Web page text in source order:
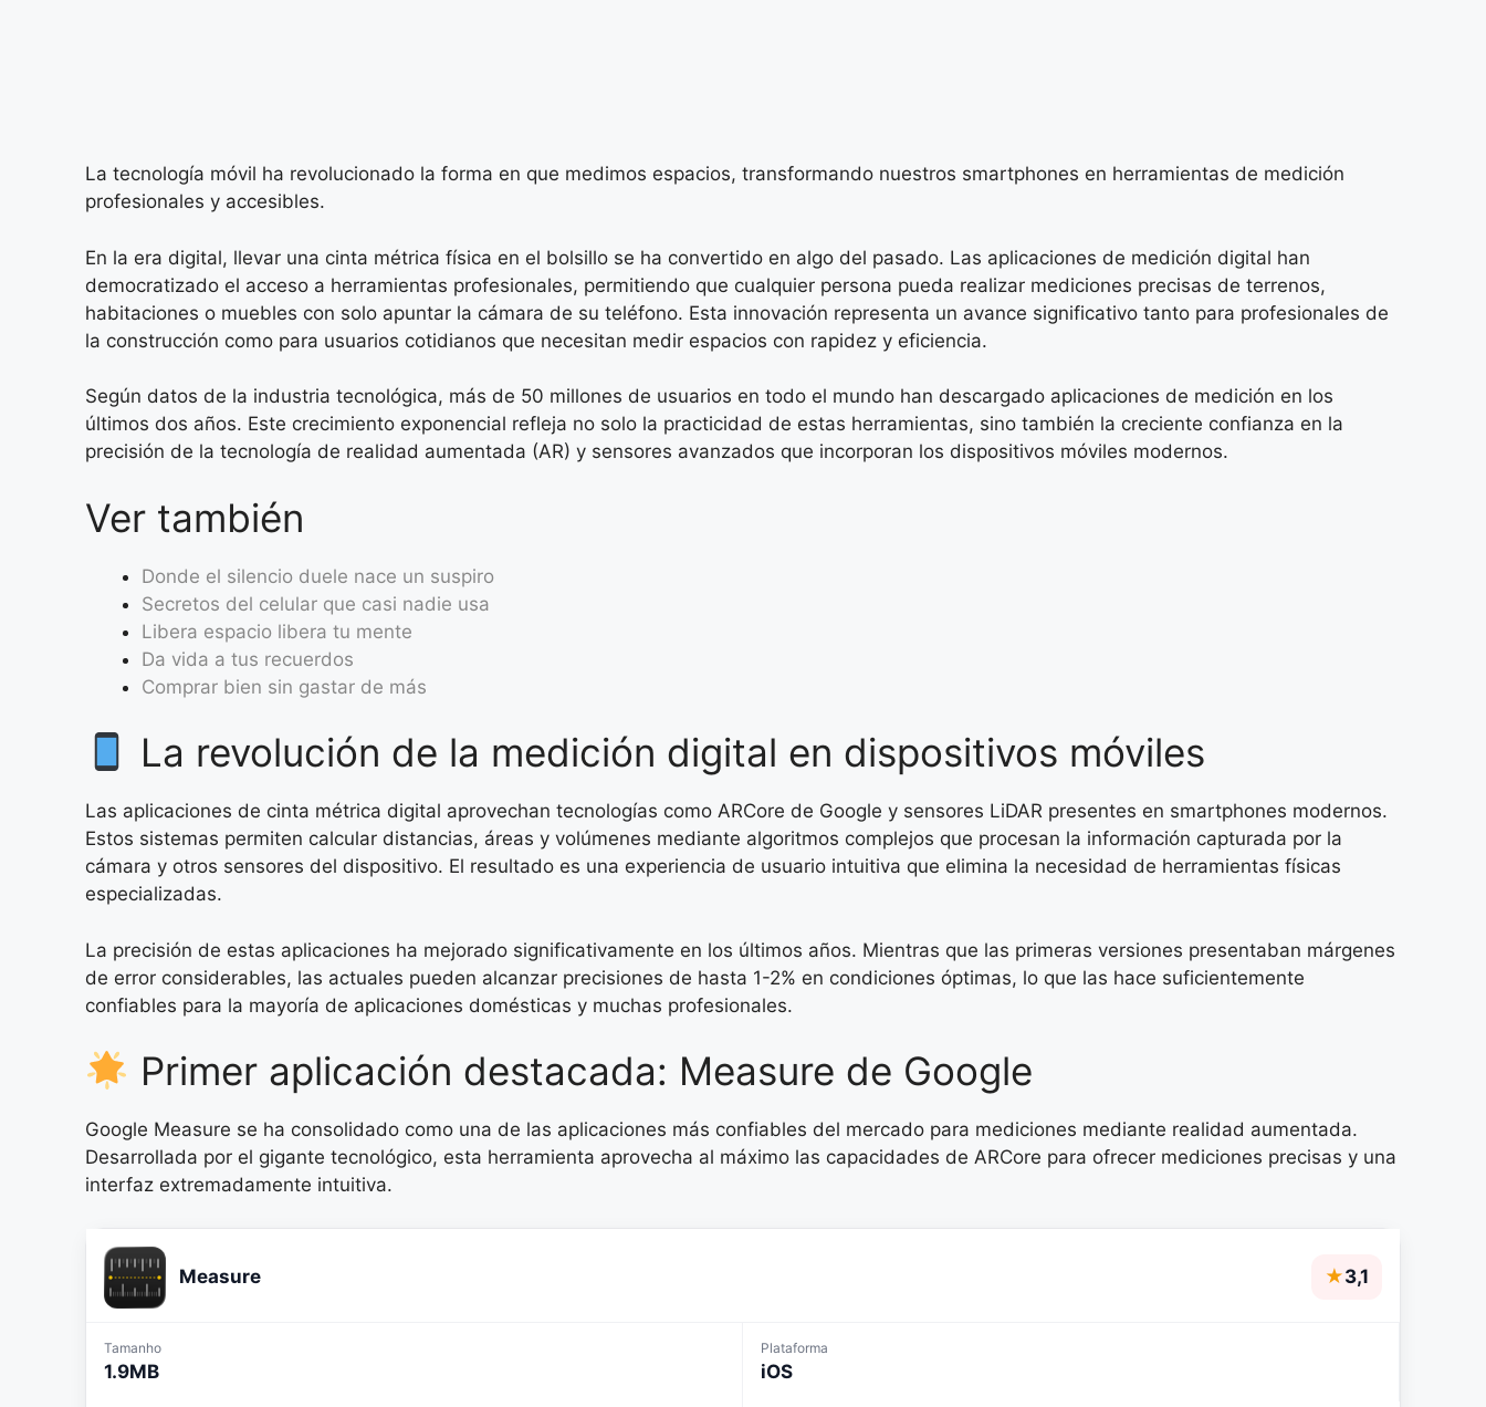
La tecnología móvil ha revolucionado la forma en que medimos espacios, transformando nuestros smartphones en herramientas de medición
profesionales y accesibles.
En la era digital, llevar una cinta métrica física en el bolsillo se ha convertido en algo del pasado. Las aplicaciones de medición digital han
democratizado el acceso a herramientas profesionales, permitiendo que cualquier persona pueda realizar mediciones precisas de terrenos,
habitaciones o muebles con solo apuntar la cámara de su teléfono. Esta innovación representa un avance significativo tanto para profesionales de
la construcción como para usuarios cotidianos que necesitan medir espacios con rapidez y eficiencia.
Según datos de la industria tecnológica, más de 50 millones de usuarios en todo el mundo han descargado aplicaciones de medición en los
últimos dos años. Este crecimiento exponencial refleja no solo la practicidad de estas herramientas, sino también la creciente confianza en la
precisión de la tecnología de realidad aumentada (AR) y sensores avanzados que incorporan los dispositivos móviles modernos.
Ver también
Donde el silencio duele nace un suspiro
Secretos del celular que casi nadie usa
Libera espacio libera tu mente
Da vida a tus recuerdos
Comprar bien sin gastar de más
La revolución de la medición digital en dispositivos móviles
Las aplicaciones de cinta métrica digital aprovechan tecnologías como ARCore de Google y sensores LiDAR presentes en smartphones modernos.
Estos sistemas permiten calcular distancias, áreas y volúmenes mediante algoritmos complejos que procesan la información capturada por la
cámara y otros sensores del dispositivo. El resultado es una experiencia de usuario intuitiva que elimina la necesidad de herramientas físicas
especializadas.
La precisión de estas aplicaciones ha mejorado significativamente en los últimos años. Mientras que las primeras versiones presentaban márgenes
de error considerables, las actuales pueden alcanzar precisiones de hasta 1-2% en condiciones óptimas, lo que las hace suficientemente
confiables para la mayoría de aplicaciones domésticas y muchas profesionales.
Primer aplicación destacada: Measure de Google
Google Measure se ha consolidado como una de las aplicaciones más confiables del mercado para mediciones mediante realidad aumentada.
Desarrollada por el gigante tecnológico, esta herramienta aprovecha al máximo las capacidades de ARCore para ofrecer mediciones precisas y una
interfaz extremadamente intuitiva.
Measure ★3,1
Tamanho
1.9MB
Plataforma
iOS